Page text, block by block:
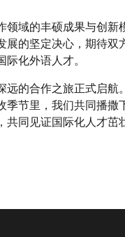
域的丰硕成果与创新
的坚定决心，期待
化外语人才。
的合作之旅正式启
节里，我们共同播撒
同见证国际化人才茁